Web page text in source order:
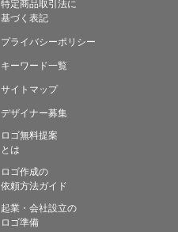
特定商品取引法に
基づく表記
プライバシーポリシー
キーワード一覧
サイトマップ
デザイナー募集
ロゴ無料提案
とは
ロゴ作成の
依頼方法ガイド
起業・会社設立の
ロゴ準備